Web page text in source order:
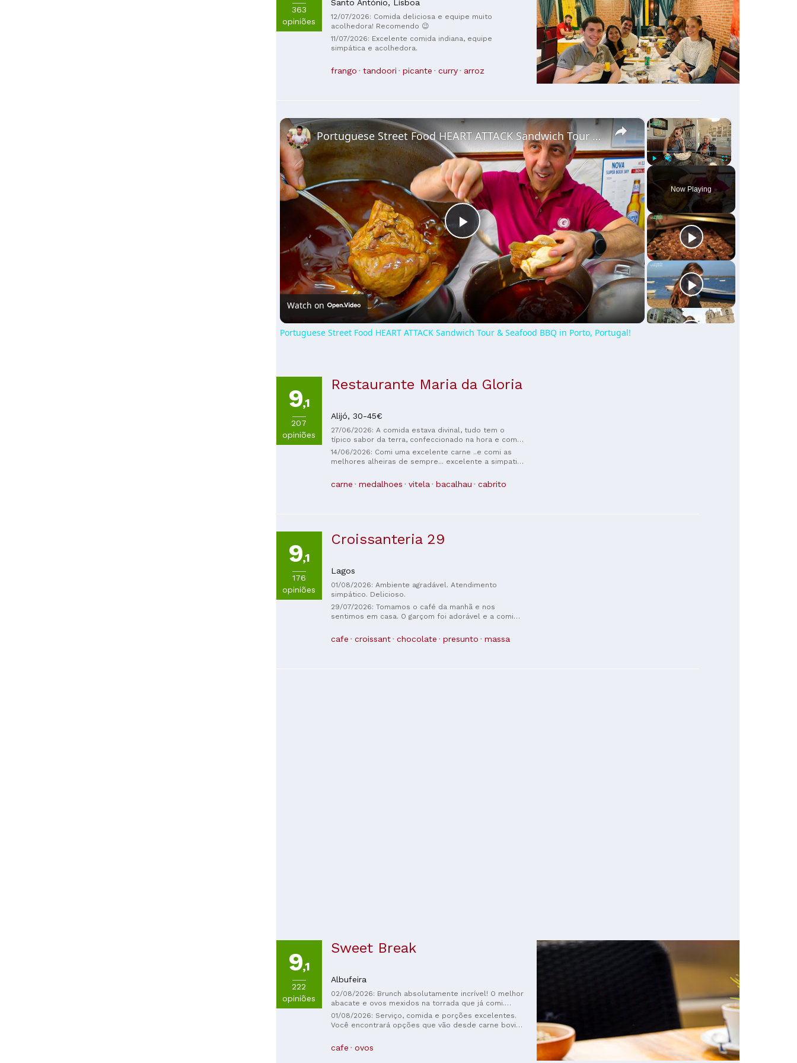
363
opiniões
Santo António, Lisboa
12/07/2026: Comida deliciosa e equipe muito
acolhedora! Recomendo 😉
11/07/2026: Excelente comida indiana, equipe
simpática e acolhedora.
frango tandoori picante curry arroz
×
Unmute Fullscreen
Now Playing
×
Play
Video
Portuguese Street Food HEART ATTACK Sandwich Tour & Seafood BBQ in Porto, Portugal!
Watch on
Portuguese Street Food HEART ATTACK Sandwich Tour & Seafood BBQ in Porto, Portugal!
9,1
207
opiniões
Restaurante Maria da Gloria
Alijó, 30-45€
27/06/2026: A comida estava divinal, tudo tem o
típico sabor da terra, confeccionado na hora e com
produtos de qualidade. O atendimento foi excelente,
ligamos com antecedência para saber a que horas
minutos antes. Quando chegamos, fomos muito bem
facilmente 100/5!
14/06/2026: Comi uma excelente carne ..e comi as
melhores alheiras de sempre... excelente a simpatia
sr.Fernando ... top
carne medalhoes vitela bacalhau cabrito
9,1
176
opiniões
Croissanteria 29
Lagos
01/08/2026: Ambiente agradável. Atendimento
simpático. Delicioso.
29/07/2026: Tomamos o café da manhã e nos
sentimos em casa. O garçom foi adorável e a comida
locais!
cafe croissant chocolate presunto massa
9,1
222
opiniões
Sweet Break
Albufeira
02/08/2026: Brunch absolutamente incrível! O melhor
abacate e ovos mexidos na torrada que já comi.
Panquecas fantásticas - super recomendo.
Atendimento ótimo também :)
01/08/2026: Serviço, comida e porções excelentes.
Você encontrará opções que vão desde carne bovina
serviço de primeira qualidade.
cafe ovos